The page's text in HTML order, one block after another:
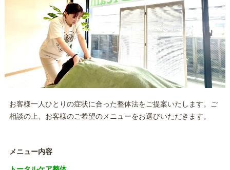
お客様一人ひとりの症状に合った整体法をご提案いたします。ご
相談の上、お客様のご希望のメニューをお選びいただきます。
メニュー内容